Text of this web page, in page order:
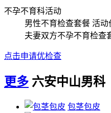
不孕不育科活动
男性不育检查套餐 活动
夫妻双方不孕不育检查
点击申请优检查
更多 六安中山男科
包茎包皮